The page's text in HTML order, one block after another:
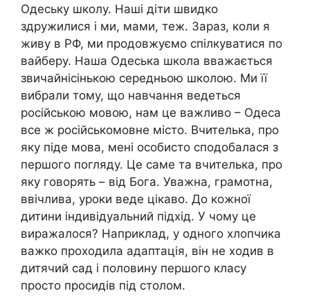
Одеську школу. Наші діти швидко
здружилися і ми, мами, теж. Зараз, коли я
живу в РФ, ми продовжуємо спілкуватися по
вайберу. Наша Одеська школа вважається
звичайнісінькою середньою школою. Ми її
вибрали тому, що навчання ведеться
російською мовою, нам це важливо – Одеса
все ж російськомовне місто. Вчителька, про
яку піде мова, мені особисто сподобалася з
першого погляду. Це саме та вчителька, про
яку говорять – від Бога. Уважна, грамотна,
ввічлива, уроки веде цікаво. До кожної
дитини індивідуальний підхід. У чому це
виражалося? Наприклад, у одного хлопчика
важко проходила адаптація, він не ходив в
дитячий сад і половину першого класу
просто просидів під столом.